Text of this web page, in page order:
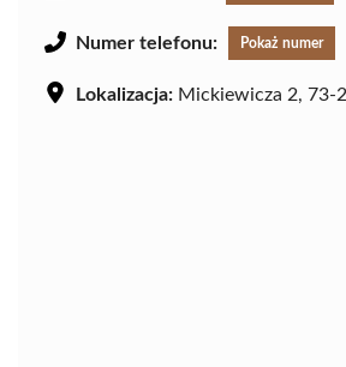
Numer telefonu: Pokaż numer
Lokalizacja: Mickiewicza 2, 73-